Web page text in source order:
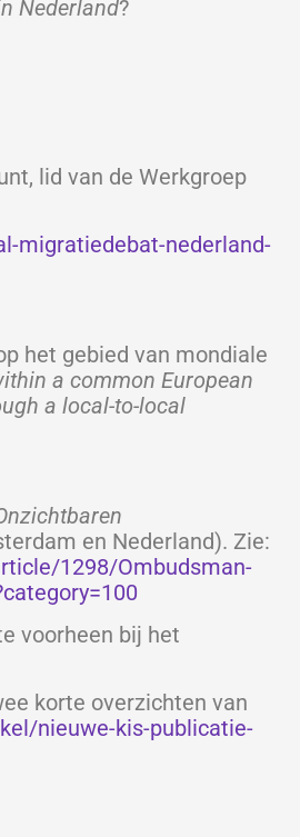
Nederland?
lid van de Werkgroep
migratiedebat-nederland-
het gebied van mondiale
a common European
a local-to-local
en Nederland). Zie:
1298/Ombudsman-
voorheen bij het
korte overzichten van
nieuwe-kis-publicatie-